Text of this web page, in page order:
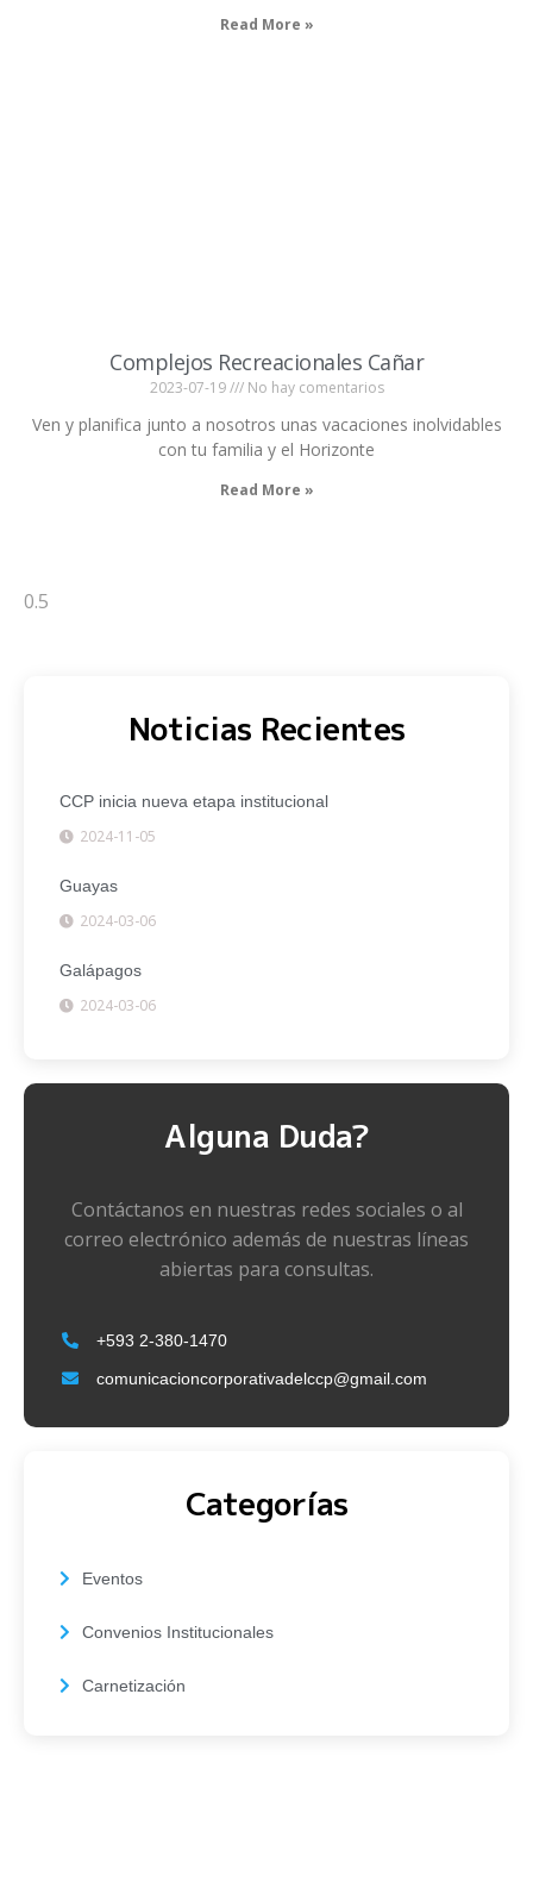
Read More »
Complejos Recreacionales Cañar
2023-07-19 No hay comentarios
Ven y planifica junto a nosotros unas vacaciones inolvidables
con tu familia y el Horizonte
Read More »
Noticias Recientes
CCP inicia nueva etapa institucional
2024-11-05
Guayas
2024-03-06
Galápagos
2024-03-06
Alguna Duda?
Contáctanos en nuestras redes sociales o al
correo electrónico además de nuestras líneas
abiertas para consultas.
+593 2-380-1470
comunicacioncorporativadelccp@gmail.com
Categorías
Eventos
Convenios Institucionales
Carnetización